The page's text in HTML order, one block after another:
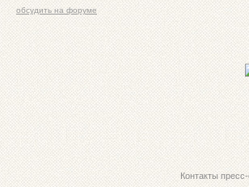
обсудить на форуме
Контакты